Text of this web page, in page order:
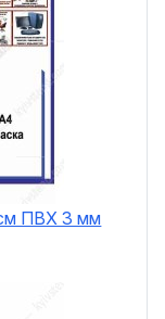
ПВХ 3 мм